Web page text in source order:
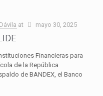
at mayo 30, 2025
Financieras para
de la República
de BANDEX, el Banco